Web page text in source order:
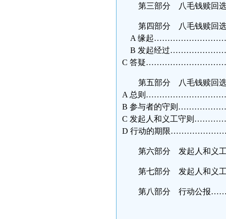
第三部分 八毛钱赎
第四部分 八毛钱赎
A 缘起
B 发起经过
C 答疑
第五部分 八毛钱
A 总则
B 参与者的守则
C 发起人和义工守则
D 行动的期限
第六部分 发起人
第七部分 发起人
第八部分 行动